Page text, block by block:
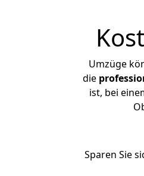
Umzüge
die
ist, bei
Sparen Sie